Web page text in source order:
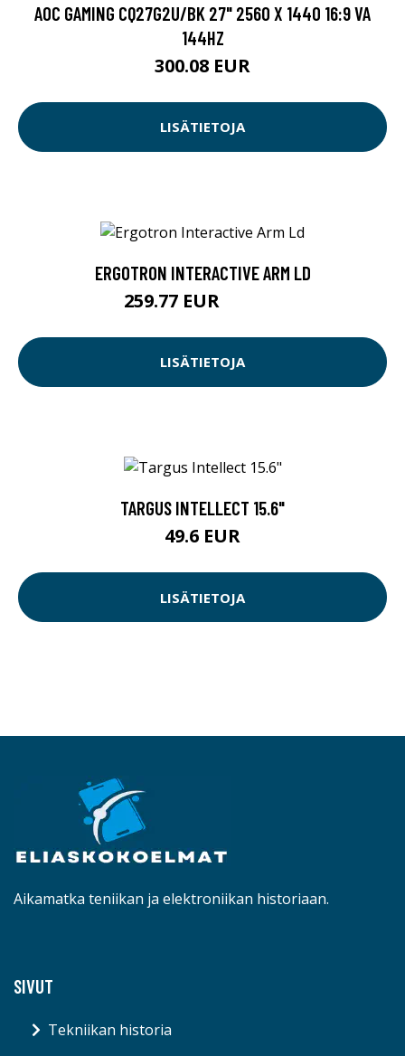
AOC GAMING CQ27G2U/BK 27" 2560 X 1440 16:9 VA
144HZ
300.08 EUR
LISÄTIETOJA
ERGOTRON INTERACTIVE ARM LD
259.77 EUR
LISÄTIETOJA
TARGUS INTELLECT 15.6"
49.6 EUR
LISÄTIETOJA
Aikamatka teniikan ja elektroniikan historiaan.
SIVUT
Tekniikan historia